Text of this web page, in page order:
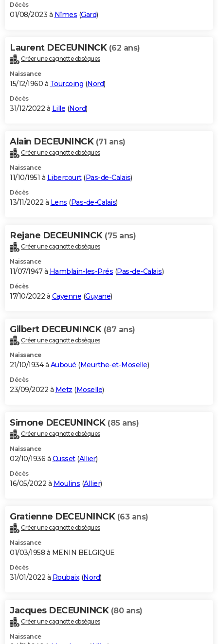
Décès
01/08/2023 à Nîmes (Gard)
Laurent DECEUNINCK (62 ans)
Créer une cagnotte obsèques
Naissance
15/12/1960 à Tourcoing (Nord)
Décès
31/12/2022 à Lille (Nord)
Alain DECEUNINCK (71 ans)
Créer une cagnotte obsèques
Naissance
11/10/1951 à Libercourt(Pas-de-Calais)
Décès
13/11/2022 à Lens (Pas-de-Calais)
Rejane DECEUNINCK (75 ans)
Créer une cagnotte obsèques
Naissance
11/07/1947 à Hamblain-les-Prés (Pas-de-Calais)
Décès
17/10/2022 à Cayenne (Guyane)
Gilbert DECEUNINCK (87 ans)
Créer une cagnotte obsèques
Naissance
21/10/1934 à Auboué (Meurthe-et-Moselle)
Décès
23/09/2022 à Metz (Moselle)
Simone DECEUNINCK (85 ans)
Créer une cagnotte obsèques
Naissance
02/10/1936 à Cusset(Allier)
Décès
16/05/2022 à Moulins (Allier)
Gratienne DECEUNINCK (63 ans)
Créer une cagnotte obsèques
Naissance
01/03/1958 à MENIN BELGIQUE
Décès
31/01/2022 à Roubaix(Nord)
Jacques DECEUNINCK (80 ans)
Créer une cagnotte obsèques
Naissance